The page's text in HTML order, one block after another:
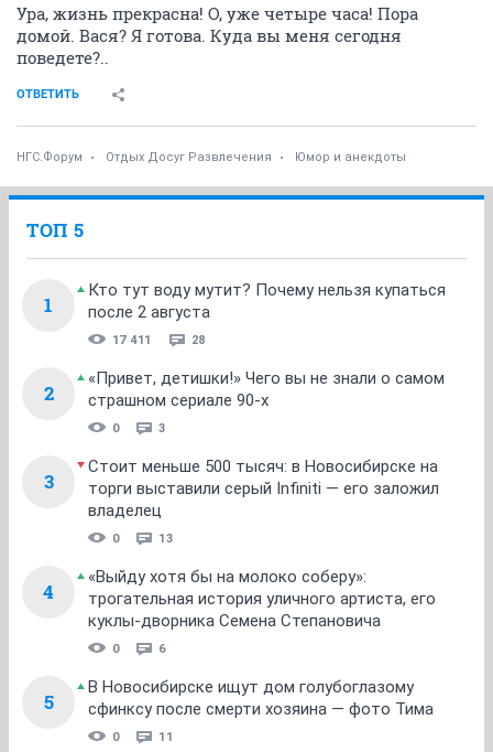
Ура, жизнь прекрасна! О, уже четыре часа! Пора
домой. Вася? Я готова. Куда вы меня сегодня
поведете?..
ОТВЕТИТЬ
НГС.Форум Отдых Досуг Развлечения Юмор и анекдоты
ТОП 5
1
Кто тут воду мутит? Почему нельзя купаться
после 2 августа
17 411 28
2
«Привет, детишки!» Чего вы не знали о самом
страшном сериале 90-х
0 3
3
Стоит меньше 500 тысяч: в Новосибирске на
торги выставили серый Infiniti — его заложил
владелец
0 13
4
«Выйду хотя бы на молоко соберу»:
трогательная история уличного артиста, его
куклы-дворника Семена Степановича
0 6
5
В Новосибирске ищут дом голубоглазому
сфинксу после смерти хозяина — фото Тима
0 11